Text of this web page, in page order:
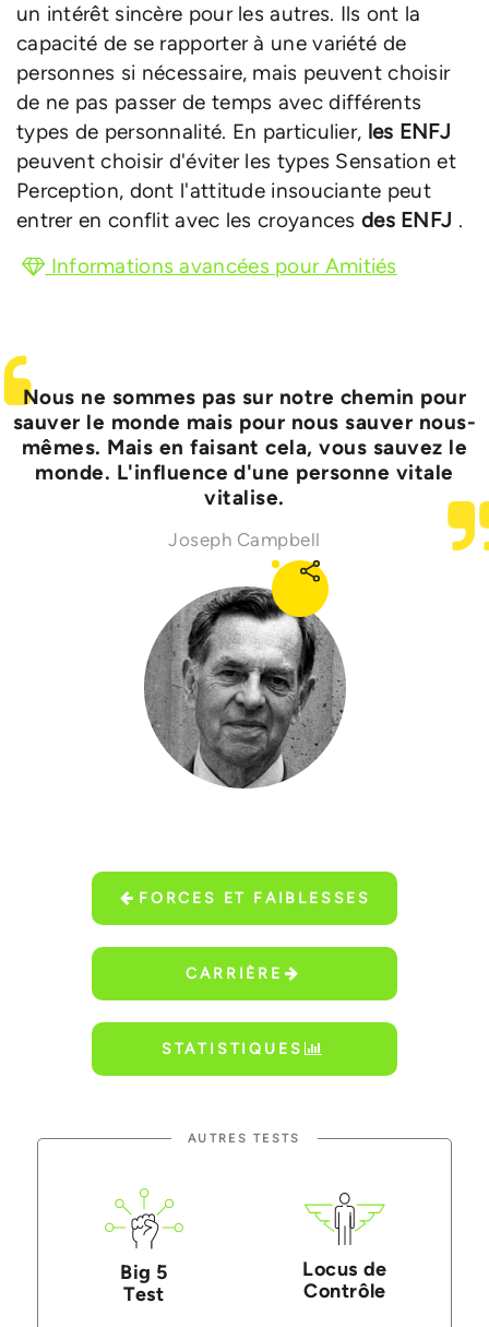
un intérêt sincère pour les autres. Ils ont la
capacité de se rapporter à une variété de
personnes si nécessaire, mais peuvent choisir
de ne pas passer de temps avec différents
types de personnalité. En particulier, les ENFJ
peuvent choisir d'éviter les types Sensation et
Perception, dont l'attitude insouciante peut
entrer en conflit avec les croyances des ENFJ .
Informations avancées pour Amitiés
Nous ne sommes pas sur notre chemin pour
sauver le monde mais pour nous sauver nous-
mêmes. Mais en faisant cela, vous sauvez le
monde. L'influence d'une personne vitale
vitalise.
Joseph Campbell
FORCES ET FAIBLESSES
CARRIÈRE
STATISTIQUES
AUTRES TESTS
Big 5
Test
Locus de
Contrôle